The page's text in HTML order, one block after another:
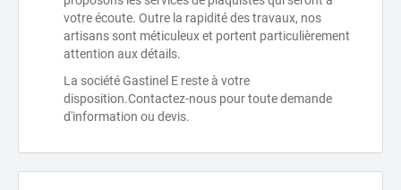
votre écoute. Outre la rapidité des travaux, nos
artisans sont méticuleux et portent particulièrement
attention aux détails.
La société Gastinel E reste à votre
disposition.Contactez-nous pour toute demande
d'information ou devis.